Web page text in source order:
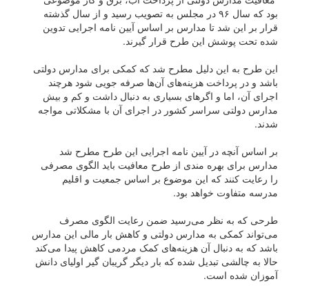
بود که سال ۹۶ در مجلس به تصویب رسید و از سال گذشته
قرار بر این شد تا مدارس بر اساس آیین نامه اجرایی تدوین
شده تحت پوشش این طرح قرار گیرند.
این طرح به این دلیل مطرح شد که کمکی برای مدارس دولتی
باشد و در پرداخت هزینه‌های آ‌ن‌ها صرفه جویی شود هرچند
اجرای آن، اما و اگر‌های بسیاری به دنبال داشت و کم و بیش
مدارس دولتی سراسر کشور در اجرای آن با مشکلاتی مواجه
شدند.
بر اساس آنچه در آیین نامه اجرایی این طرح مطرح شد
مدارس برای بهره مندی از طرح معافیت باید الگوی مصرفی
را رعایت کنند که این موضوع بر اساس جمعیت و اقلیم
مدرسه متفاوت خواهد بود.
طرحی که به نظر می‌رسید ضمن رعایت الگوی مصرف
می‌تواند کمکی به مدارس دولتی و کاهش بار مالی این مدارس
باشد که به دنبال آن هزینه‌های کمک مردمی کاهش پیدا می‌کند
حالا به چالشی تبدیل شده که بار دیگر گریبان گیر اولیای دانش
آموزان شده است.